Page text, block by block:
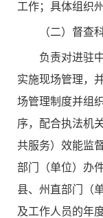
工作；具体组织
（二）督查
负责对进驻中
实施现场管理，
场管理制度并组
序，配合执法机
共服务）效能监
部门（单位）办
县、州直部门（
及工作人员的年